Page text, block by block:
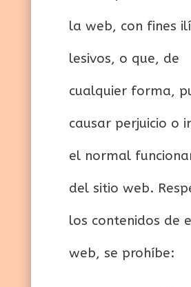
la web, con fines
lesivos, o que, de
cualquier forma,
causar perjuicio o
el normal
del sitio web.
los contenidos de
web, se prohíbe: